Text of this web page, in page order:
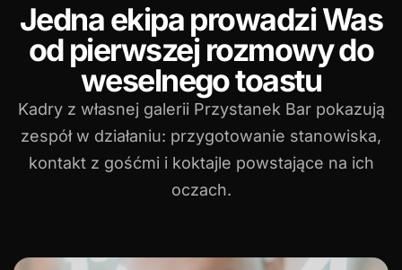
Jedna ekipa prowadzi Was
od pierwszej rozmowy do
weselnego toastu
Kadry z własnej galerii Przystanek Bar pokazują
zespół w działaniu: przygotowanie stanowiska,
kontakt z gośćmi i koktajle powstające na ich
oczach.